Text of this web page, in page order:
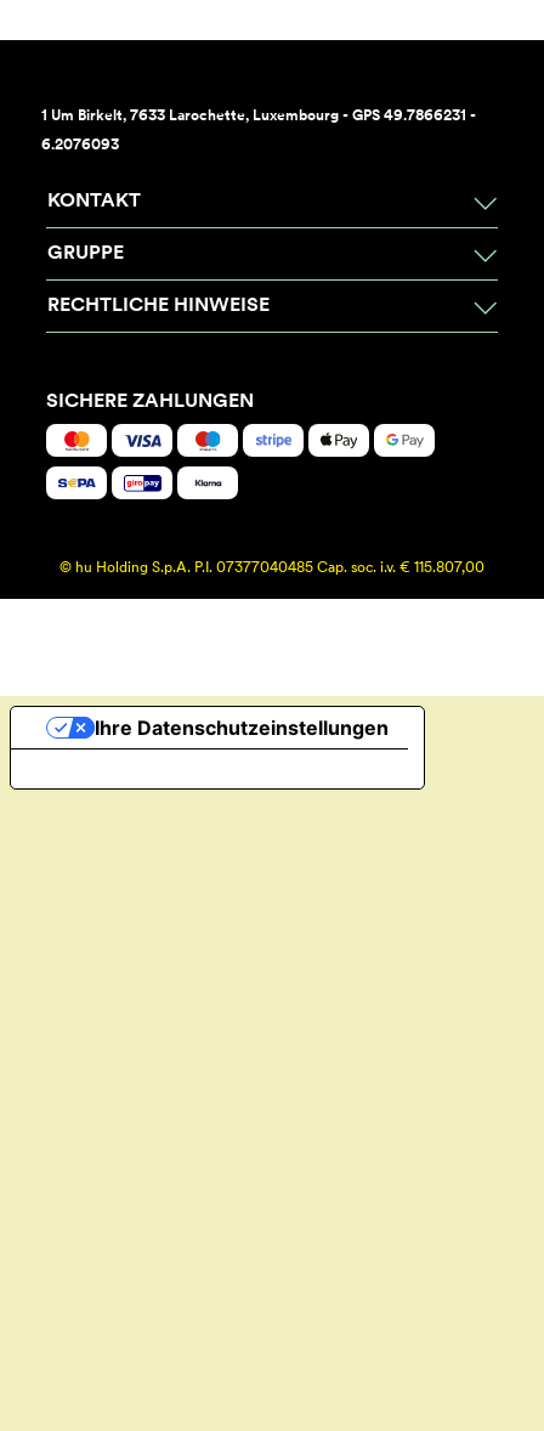
1 Um Birkelt, 7633 Larochette, Luxembourg - GPS 49.7866231 -
6.2076093
KONTAKT
GRUPPE
RECHTLICHE HINWEISE
SICHERE ZAHLUNGEN
© hu Holding S.p.A. P.I. 07377040485 Cap. soc. i.v. € 115.807,00
Ihre Datenschutzeinstellungen